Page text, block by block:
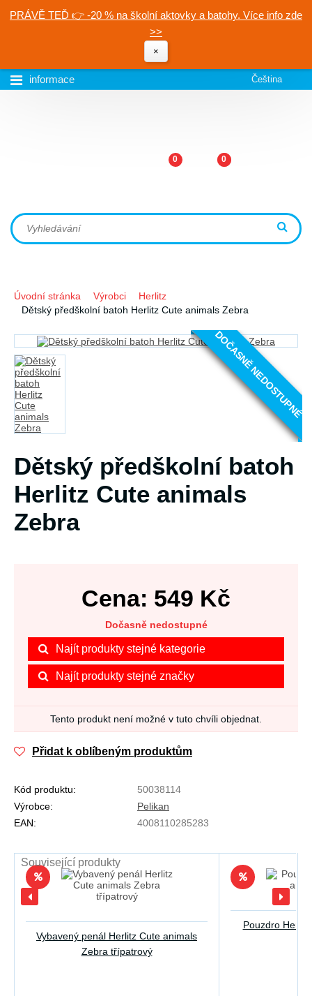
PRÁVĚ TEĎ 👉 -20 % na školní aktovky a batohy. Více info zde
>>
×
informace Čeština
0 0
Úvodní stránka Výrobci
Herlitz
Dětský předškolní batoh Herlitz Cute animals Zebra
DOČASNĚ NEDOSTUPNÉ
Dětský předškolní batoh
Herlitz Cute animals
Zebra
Cena: 549 Kč
Dočasně nedostupné
Najít produkty stejné kategorie
Najít produkty stejné značky
Tento produkt není možné v tuto chvíli objednat.
Přidat k oblíbeným produktům
Kód produktu:
50038114
Výrobce:
Pelikan
EAN:
4008110285283
Související produkty
Vybavený penál Herlitz Cute animals
Zebra třípatrový
Pouzdro